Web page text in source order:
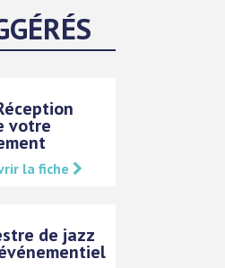
votre
la fiche
de jazz